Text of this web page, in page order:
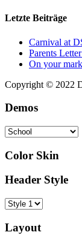
Letzte Beiträge
Carnival at
Parents
On your
Copyright © 2022
Demos
Color Skin
Header Style
Layout